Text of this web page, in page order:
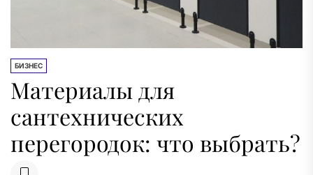
БИЗНЕС
Материалы для
сантехнических
перегородок: что выбрать?